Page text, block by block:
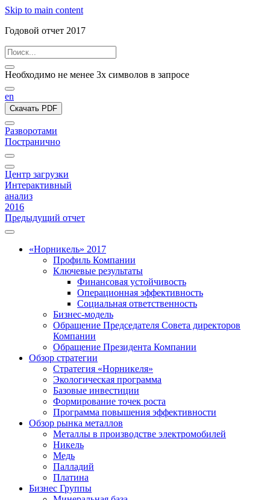
Skip to main content
Годовой отчет 2017
Необходимо не менее 3х символов в запросе
en
Скачать PDF
Разворотами
Постранично
Центр загрузки
Интерактивный
анализ
2016
Предыдущий отчет
«Норникель» 2017
Профиль Компании
Ключевые результаты
Финансовая устойчивость
Операционная эффективность
Социальная ответственность
Бизнес-модель
Обращение Председателя Совета директоров
Компании
Обращение Президента Компании
Обзор стратегии
Стратегия «Норникеля»
Экологическая программа
Базовые инвестиции
Формирование точек роста
Программа повышения эффективности
Обзор рынка металлов
Металлы в производстве электромобилей
Никель
Медь
Палладий
Платина
Бизнес Группы